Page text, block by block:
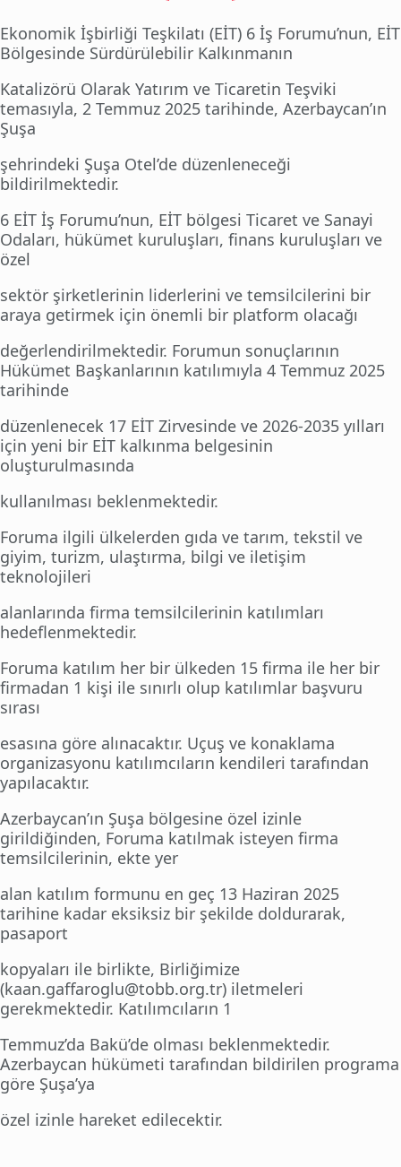
Ekonomik İşbirliği Teşkilatı (EİT) 6 İş Forumu’nun, EİT
Bölgesinde Sürdürülebilir Kalkınmanın
Katalizörü Olarak Yatırım ve Ticaretin Teşviki
temasıyla, 2 Temmuz 2025 tarihinde, Azerbaycan’ın
Şuşa
şehrindeki Şuşa Otel’de düzenleneceği
bildirilmektedir.
6 EİT İş Forumu’nun, EİT bölgesi Ticaret ve Sanayi
Odaları, hükümet kuruluşları, finans kuruluşları ve
özel
sektör şirketlerinin liderlerini ve temsilcilerini bir
araya getirmek için önemli bir platform olacağı
değerlendirilmektedir. Forumun sonuçlarının
Hükümet Başkanlarının katılımıyla 4 Temmuz 2025
tarihinde
düzenlenecek 17 EİT Zirvesinde ve 2026-2035 yılları
için yeni bir EİT kalkınma belgesinin
oluşturulmasında
kullanılması beklenmektedir.
Foruma ilgili ülkelerden gıda ve tarım, tekstil ve
giyim, turizm, ulaştırma, bilgi ve iletişim
teknolojileri
alanlarında firma temsilcilerinin katılımları
hedeflenmektedir.
Foruma katılım her bir ülkeden 15 firma ile her bir
firmadan 1 kişi ile sınırlı olup katılımlar başvuru
sırası
esasına göre alınacaktır. Uçuş ve konaklama
organizasyonu katılımcıların kendileri tarafından
yapılacaktır.
Azerbaycan’ın Şuşa bölgesine özel izinle
girildiğinden, Foruma katılmak isteyen firma
temsilcilerinin, ekte yer
alan katılım formunu en geç 13 Haziran 2025
tarihine kadar eksiksiz bir şekilde doldurarak,
pasaport
kopyaları ile birlikte, Birliğimize
(kaan.gaffaroglu@tobb.org.tr) iletmeleri
gerekmektedir. Katılımcıların 1
Temmuz’da Bakü’de olması beklenmektedir.
Azerbaycan hükümeti tarafından bildirilen programa
göre Şuşa’ya
özel izinle hareket edilecektir.